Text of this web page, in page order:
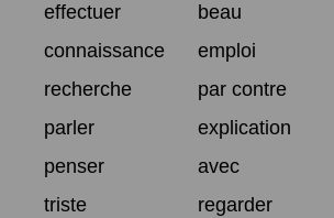
effectuer
beau
connaissance
emploi
recherche
par contre
parler
explication
penser
avec
triste
regarder